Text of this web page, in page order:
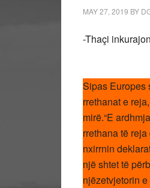
MAY 27, 2019 BY
-Thaçi
Sipas Europes
rrethanat e
mirë.“E
rrethana të
nxirrnin
një shtet të
njëzetvjetorin